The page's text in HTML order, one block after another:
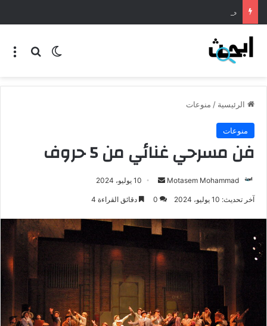
طريقة عمل المنسف الاردني
الرئيسية / منوعات
منوعات
فن مسرحي غنائي من 5 حروف
Motasem Mohammad 10 يوليو، 2024
آخر تحديث: 10 يوليو، 2024 0 دقائق القراءة 4